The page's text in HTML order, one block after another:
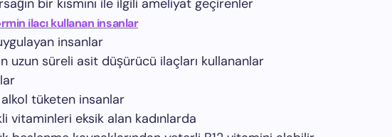
bir kısmını ile ilgili ameliyat geçirenler
ilacı kullanan insanlar
insanlar
uzun süreli asit düşürücü ilaçları kullananlar
tüketen insanlar
vitaminleri eksik alan kadınlarda